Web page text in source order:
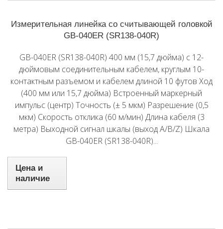
Измерительная линейка со считывающей головкой
GB-040ER (SR138-040R)
GB-040ER (SR138-040R) 400 мм (15,7 дюйма) с 12-
дюймовым соединительным кабелем, круглым 10-
контактным разъемом и кабелем длиной 10 футов Ход
(400 мм или 15,7 дюйма) Встроенный маркерный
импульс (центр) Точность (± 5 мкм) Разрешение (0,5
мкм) Скорость отклика (60 м/мин) Длина кабеля (3
метра) Выходной сигнал шкалы (выход A/B/Z) Шкала
GB-040ER (SR138-040R)...
Цена и
наличие